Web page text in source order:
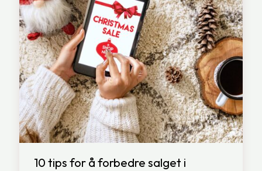
10 tips for å forbedre salget i